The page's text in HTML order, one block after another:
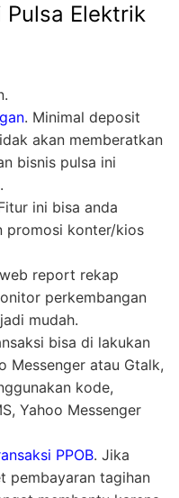
Pulsa Elektrik
. Minimal deposit
akan memberatkan
bisnis pulsa ini
ini bisa anda
promosi konter/kios
report rekap
perkembangan
mudah.
bisa di lakukan
Messenger atau Gtalk,
kode,
Yahoo Messenger
PPOB. Jika
pembayaran tagihan